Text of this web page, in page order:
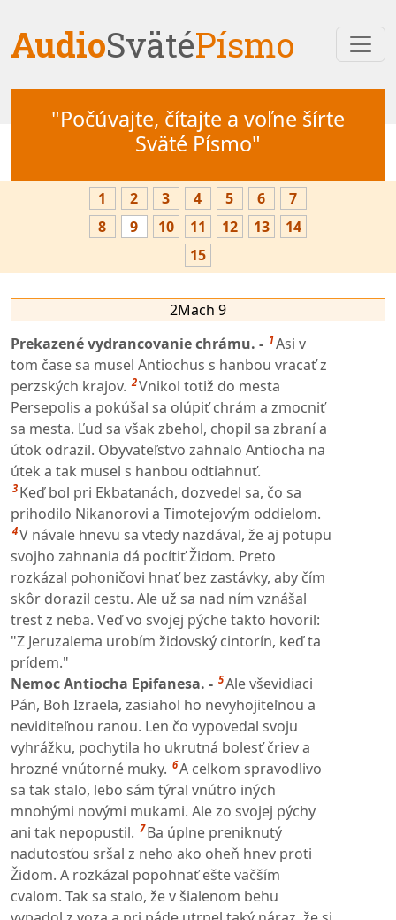
AudioSvätéPísmo
"Počúvajte, čítajte a voľne šírte
Sväté Písmo"
1 2 3 4 5 6
7
8
9 10 11 12 13
14
15
2Mach 9
Prekazené vydrancovanie chrámu. - 1Asi v
tom čase sa musel Antiochus s hanbou vracať z
perzských krajov. 2Vnikol totiž do mesta
Persepolis a pokúšal sa olúpiť chrám a zmocniť
sa mesta. Ľud sa však zbehol, chopil sa zbraní a
útok odrazil. Obyvateľstvo zahnalo Antiocha na
útek a tak musel s hanbou odtiahnuť.
3 Keď bol pri Ekbatanách, dozvedel sa, čo sa
prihodilo Nikanorovi a Timotejovým oddielom.
4V návale hnevu sa vtedy nazdával, že aj potupu
svojho zahnania dá pocítiť Židom. Preto
rozkázal pohoničovi hnať bez zastávky, aby čím
skôr dorazil cestu. Ale už sa nad ním vznášal
trest z neba. Veď vo svojej pýche takto hovoril:
"Z Jeruzalema urobím židovský cintorín, keď ta
prídem."
Nemoc Antiocha Epifanesa. - 5Ale vševidiaci
Pán, Boh Izraela, zasiahol ho nevyhojiteľnou a
neviditeľnou ranou. Len čo vypovedal svoju
vyhrážku, pochytila ho ukrutná bolesť čriev a
hrozné vnútorné muky. 6A celkom spravodlivo
sa tak stalo, lebo sám týral vnútro iných
mnohými novými mukami. Ale zo svojej pýchy
ani tak nepopustil. 7 Ba úplne preniknutý
nadutosťou sršal z neho ako oheň hnev proti
Židom. A rozkázal popohnať ešte väčším
cvalom. Tak sa stalo, že v šialenom behu